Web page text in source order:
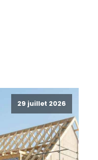
29 juillet 2026